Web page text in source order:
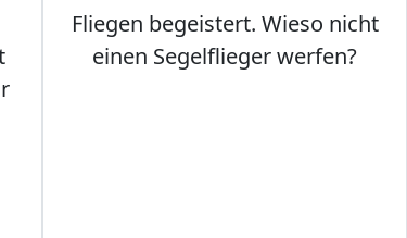
Fliegen begeistert. Wieso nicht
einen Segelflieger werfen?